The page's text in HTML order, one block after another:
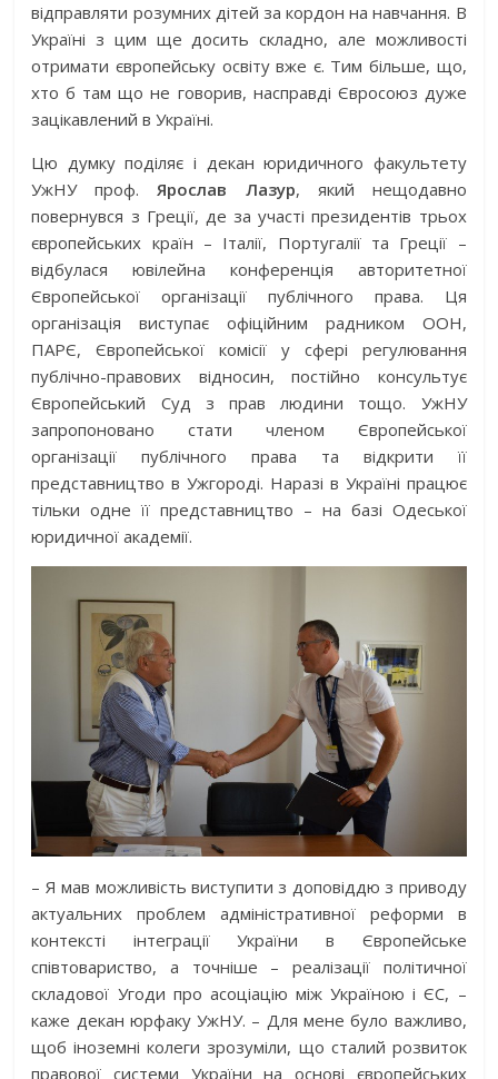
відправляти розумних дітей за кордон на навчання. В
Україні з цим ще досить складно, але можливості
отримати європейську освіту вже є. Тим більше, що,
хто б там що не говорив, насправді Євросоюз дуже
зацікавлений в Україні.
Цю думку поділяє і декан юридичного факультету
УжНУ проф.Ярослав Лазур, який нещодавно
повернувся з Греції, де за участі президентів трьох
європейських країн – Італії, Португалії та Греції –
відбулася ювілейна конференція авторитетної
Європейської організації публічного права. Ця
організація виступає офіційним радником ООН,
ПАРЄ, Європейської комісії у сфері регулювання
публічно-правових відносин, постійно консультує
Європейський Суд з прав людини тощо. УжНУ
запропоновано стати членом Європейської
організації публічного права та відкрити її
представництво в Ужгороді. Наразі в Україні працює
тільки одне її представництво – на базі Одеської
юридичної академії.
– Я мав можливість виступити з доповіддю з приводу
актуальних проблем адміністративної реформи в
контексті інтеграції України в Європейське
співтовариство, а точніше – реалізації політичної
складової Угоди про асоціацію між Україною і ЄС, –
каже декан юрфаку УжНУ. – Для мене було важливо,
щоб іноземні колеги зрозуміли, що сталий розвиток
правової системи України на основі європейських